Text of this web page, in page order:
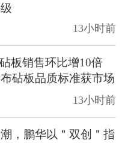
13小时前
板销售环比增10倍
砧板品质标准获市场
13小时前
，鹏华以＂双创＂指